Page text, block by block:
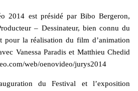
2014 est présidé par Bibo Bergeron,
– Dessinateur, bien connu du
pour la réalisation du film d’animation
Vanessa Paradis et Matthieu Chedid
web/oenovideo/jurys2014
du Festival et l’exposition